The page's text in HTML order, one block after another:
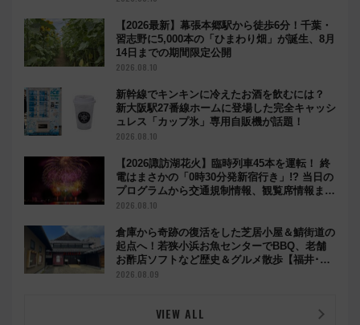
【2026最新】幕張本郷駅から徒歩6分！千葉・
習志野に5,000本の「ひまわり畑」が誕生、8月
14日までの期間限定公開
2026.08.10
新幹線でキンキンに冷えたお酒を飲むには？
新大阪駅27番線ホームに登場した完全キャッシ
ュレス「カップ氷」専用自販機が話題！
2026.08.10
【2026諏訪湖花火】臨時列車45本を運転！ 終
電はまさかの「0時30分発新宿行き」!? 当日の
プログラムから交通規制情報、観覧席情報まで
徹底解説
2026.08.10
倉庫から奇跡の復活をした芝居小屋＆鯖街道の
起点へ！若狭小浜お魚センターでBBQ、老舗
お酢店ソフトなど歴史＆グルメ散歩【福井･小
浜観光】
2026.08.09
VIEW ALL